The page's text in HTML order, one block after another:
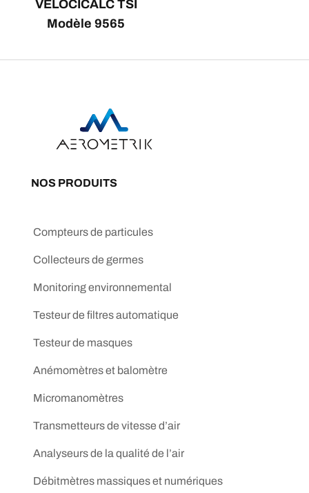
VELOCICALC TSI
Modèle 9565
NOS PRODUITS
Compteurs de particules
Collecteurs de germes
Monitoring environnemental
Testeur de filtres automatique
Testeur de masques
Anémomètres et balomètre
Micromanomètres
Transmetteurs de vitesse d’air
Analyseurs de la qualité de l’air
Débitmètres massiques et numériques